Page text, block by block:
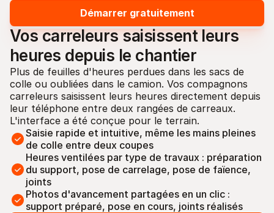
Démarrer gratuitement
Vos carreleurs saisissent leurs
heures depuis le chantier
Plus de feuilles d'heures perdues dans les sacs de
colle ou oubliées dans le camion. Vos compagnons
carreleurs saisissent leurs heures directement depuis
leur téléphone entre deux rangées de carreaux.
L'interface a été conçue pour le terrain.
Saisie rapide et intuitive, même les mains pleines
de colle entre deux coupes
Heures ventilées par type de travaux : préparation
du support, pose de carrelage, pose de faïence,
joints
Photos d'avancement partagées en un clic :
support préparé, pose en cours, joints réalisés